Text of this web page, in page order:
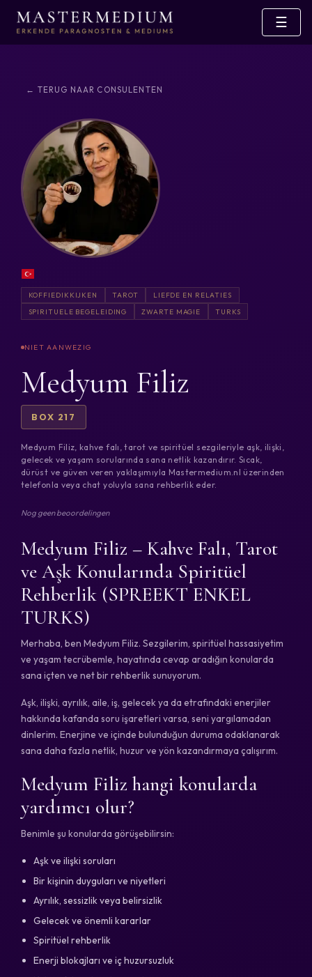
☰
← TERUG NAAR CONSULENTEN
KOFFIEDIKKIJKEN TAROT
LIEFDE EN RELATIES
SPIRITUELE BEGELEIDING
ZWARTE MAGIE TURKS
Medyum Filiz
BOX 217
Medyum Filiz, kahve falı, tarot ve spiritüel sezgileriyle aşk, ilişki,
gelecek ve yaşam sorularında sana netlik kazandırır. Sıcak,
dürüst ve güven veren yaklaşımıyla Mastermedium.nl üzerinden
telefonla veya chat yoluyla sana rehberlik eder.
Nog geen beoordelingen
Medyum Filiz – Kahve Falı, Tarot
ve Aşk Konularında Spiritüel
Rehberlik (SPREEKT ENKEL
TURKS)
Merhaba, ben Medyum Filiz. Sezgilerim, spiritüel hassasiyetim
ve yaşam tecrübemle, hayatında cevap aradığın konularda
sana içten ve net bir rehberlik sunuyorum.
Aşk, ilişki, ayrılık, aile, iş, gelecek ya da etrafındaki enerjiler
hakkında kafanda soru işaretleri varsa, seni yargılamadan
dinlerim. Enerjine ve içinde bulunduğun duruma odaklanarak
sana daha fazla netlik, huzur ve yön kazandırmaya çalışırım.
Medyum Filiz hangi konularda
yardımcı olur?
Benimle şu konularda görüşebilirsin:
Aşk ve ilişki soruları
Bir kişinin duyguları ve niyetleri
Ayrılık, sessizlik veya belirsizlik
Gelecek ve önemli kararlar
Spiritüel rehberlik
Enerji blokajları ve iç huzursuzluk